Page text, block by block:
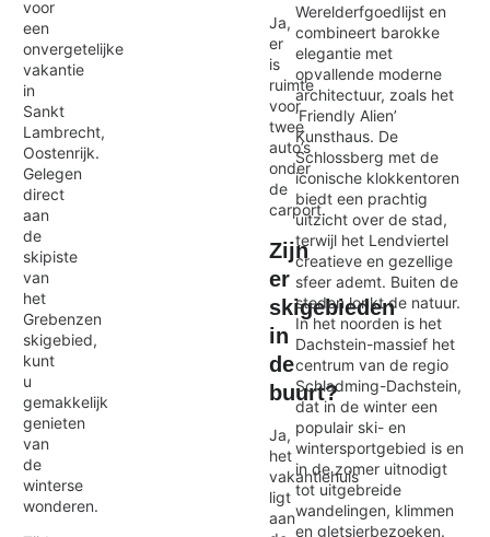
voor
een
onvergetelijke
vakantie
in
Sankt
Lambrecht,
Oostenrijk.
Gelegen
direct
aan
de
skipiste
van
het
Grebenzen
skigebied,
kunt
u
gemakkelijk
genieten
van
de
winterse
wonderen.
Ja,
er
is
ruimte
voor
twee
auto’s
onder
de
carport.
Zijn
er
skigebieden
in
de
buurt?
Ja,
het
vakantiehuis
ligt
aan
Werelderfgoedlijst en
combineert barokke
elegantie met
opvallende moderne
architectuur, zoals het
‘Friendly Alien’
Kunsthaus. De
Schlossberg met de
iconische klokkentoren
biedt een prachtig
uitzicht over de stad,
terwijl het Lendviertel
creatieve en gezellige
sfeer ademt. Buiten de
steden lonkt de natuur.
In het noorden is het
Dachstein-massief het
centrum van de regio
Schladming-Dachstein,
dat in de winter een
populair ski- en
wintersportgebied is en
in de zomer uitnodigt
tot uitgebreide
wandelingen, klimmen
en gletsjerbezoeken.